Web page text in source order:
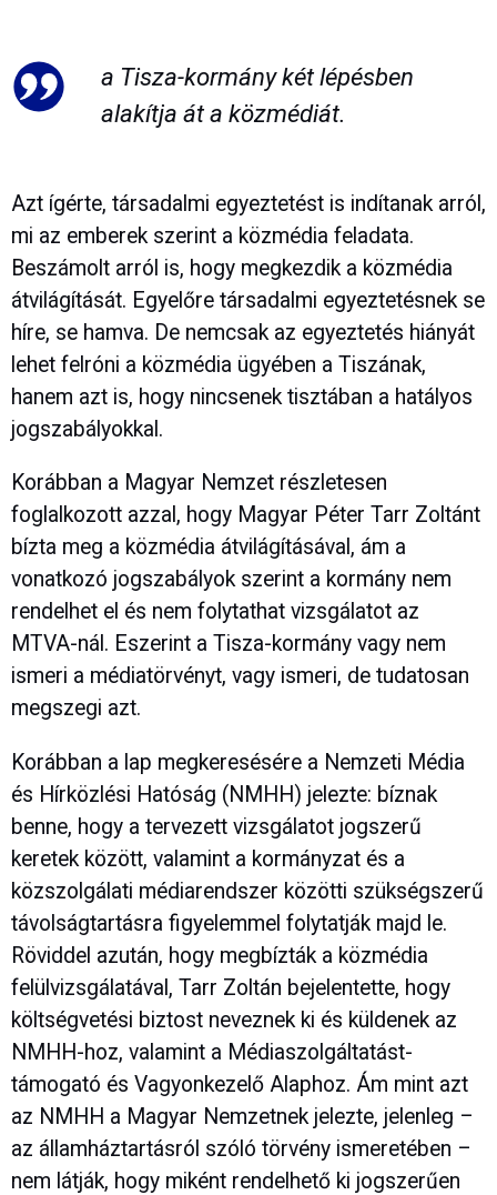
a Tisza-kormány két lépésben
alakítja át a közmédiát.
Azt ígérte, társadalmi egyeztetést is indítanak arról,
mi az emberek szerint a közmédia feladata.
Beszámolt arról is, hogy megkezdik a közmédia
átvilágítását. Egyelőre társadalmi egyeztetésnek se
híre, se hamva. De nemcsak az egyeztetés hiányát
lehet felróni a közmédia ügyében a Tiszának,
hanem azt is, hogy nincsenek tisztában a hatályos
jogszabályokkal.
Korábban a Magyar Nemzet részletesen
foglalkozott azzal, hogy Magyar Péter Tarr Zoltánt
bízta meg a közmédia átvilágításával, ám a
vonatkozó jogszabályok szerint a kormány nem
rendelhet el és nem folytathat vizsgálatot az
MTVA-nál. Eszerint a Tisza-kormány vagy nem
ismeri a médiatörvényt, vagy ismeri, de tudatosan
megszegi azt.
Korábban a lap megkeresésére a Nemzeti Média
és Hírközlési Hatóság (NMHH) jelezte: bíznak
benne, hogy a tervezett vizsgálatot jogszerű
keretek között, valamint a kormányzat és a
közszolgálati médiarendszer közötti szükségszerű
távolságtartásra figyelemmel folytatják majd le.
Röviddel azután, hogy megbízták a közmédia
felülvizsgálatával, Tarr Zoltán bejelentette, hogy
költségvetési biztost neveznek ki és küldenek az
NMHH-hoz, valamint a Médiaszolgáltatást-
támogató és Vagyonkezelő Alaphoz. Ám mint azt
az NMHH a Magyar Nemzetnek jelezte, jelenleg –
az államháztartásról szóló törvény ismeretében –
nem látják, hogy miként rendelhető ki jogszerűen